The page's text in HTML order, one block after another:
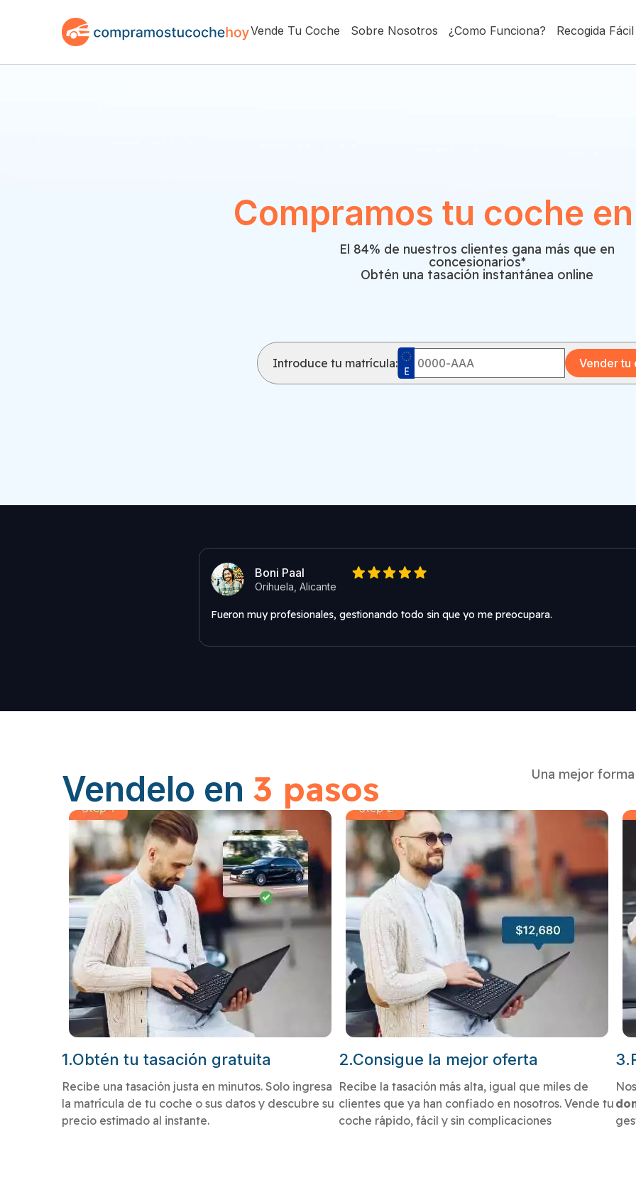
Vende Tu Coche Sobre Nosotros ¿Como Funciona? Recogida Fácil
Compramos tu coche en
El 84% de nuestros clientes gana más que en
concesionarios*
Obtén una tasación instantánea online
Introduce tu matrícula: Vender tu
Boni Paal
Orihuela, Alicante
Fueron muy profesionales, gestionando todo sin que yo me preocupara.
Vendelo en 3 pasos Una mejor
1.Obtén tu tasación gratuita
Recibe una tasación justa en minutos. Solo ingresa
la matrícula de tu coche o sus datos y descubre su
precio estimado al instante.
2.Consigue la mejor oferta
Recibe la tasación más alta, igual que miles de
clientes que ya han confiado en nosotros. Vende tu
coche rápido, fácil y sin complicaciones